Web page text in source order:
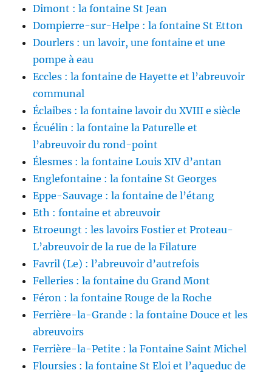
Dimont : la fontaine St Jean
Dompierre-sur-Helpe : la fontaine St Etton
Dourlers : un lavoir, une fontaine et une
pompe à eau
Eccles : la fontaine de Hayette et l’abreuvoir
communal
Éclaibes : la fontaine lavoir du XVIII e siècle
Écuélin : la fontaine la Paturelle et
l’abreuvoir du rond-point
Élesmes : la fontaine Louis XIV d’antan
Englefontaine : la fontaine St Georges
Eppe-Sauvage : la fontaine de l’étang
Eth : fontaine et abreuvoir
Etroeungt : les lavoirs Fostier et Proteau-
L’abreuvoir de la rue de la Filature
Favril (Le) : l’abreuvoir d’autrefois
Felleries : la fontaine du Grand Mont
Féron : la fontaine Rouge de la Roche
Ferrière-la-Grande : la fontaine Douce et les
abreuvoirs
Ferrière-la-Petite : la Fontaine Saint Michel
Floursies : la fontaine St Eloi et l’aqueduc de